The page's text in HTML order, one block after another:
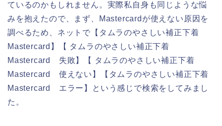
ているのかもしれません。実際私自身も同じような悩
みを抱えたので、まず、Mastercardが使えない原因を
調べるため、ネットで【タムラのやさしい補正下着
Mastercard】【 タムラのやさしい補正下着
Mastercard 失敗】【 タムラのやさしい補正下着
Mastercard 使えない】【タムラのやさしい補正下着
Mastercard エラー】という感じで検索をしてみまし
た。